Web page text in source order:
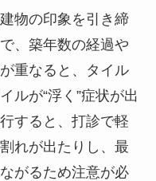
物の印象を引き締
、築年数の経過や
重なると、タイル
ルが“浮く”症状が出
すると、打診で軽
れが出たりし、最
がるため注意が必